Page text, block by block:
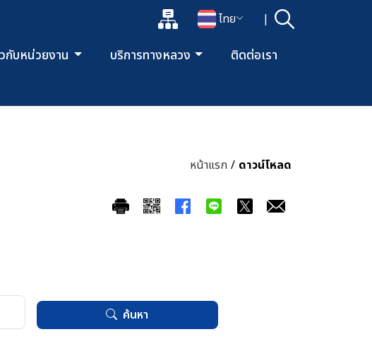
แผนผังเว็บไซต์
เปลี่ยนภาษา
ไทย | ค้นหา
เปิดกล่องค้นหาข้อมูลหลักของเว็บไซต์
กับหน่วยงาน บริการทางหลวง ติดต่อเรา
หน้าแรก / ดาวน์โหลด
ค้นหา